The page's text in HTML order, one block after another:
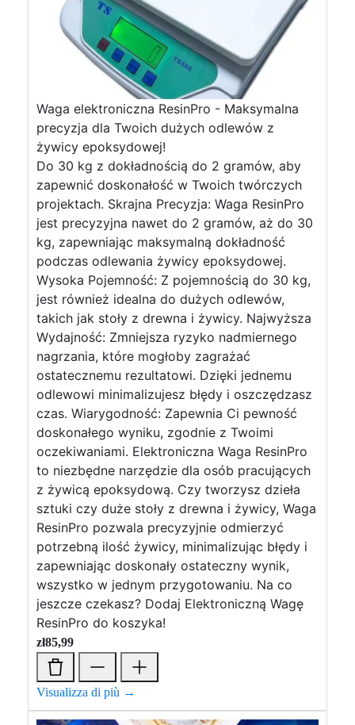
Waga elektroniczna ResinPro - Maksymalna
precyzja dla Twoich dużych odlewów z
żywicy epoksydowej!
Do 30 kg z dokładnością do 2 gramów, aby
zapewnić doskonałość w Twoich twórczych
projektach. Skrajna Precyzja: Waga ResinPro
jest precyzyjna nawet do 2 gramów, aż do 30
kg, zapewniając maksymalną dokładność
podczas odlewania żywicy epoksydowej.
Wysoka Pojemność: Z pojemnością do 30 kg,
jest również idealna do dużych odlewów,
takich jak stoły z drewna i żywicy. Najwyższa
Wydajność: Zmniejsza ryzyko nadmiernego
nagrzania, które mogłoby zagrażać
ostatecznemu rezultatowi. Dzięki jednemu
odlewowi minimalizujesz błędy i oszczędzasz
czas. Wiarygodność: Zapewnia Ci pewność
doskonałego wyniku, zgodnie z Twoimi
oczekiwaniami. Elektroniczna Waga ResinPro
to niezbędne narzędzie dla osób pracujących
z żywicą epoksydową. Czy tworzysz dzieła
sztuki czy duże stoły z drewna i żywicy, Waga
ResinPro pozwala precyzyjnie odmierzyć
potrzebną ilość żywicy, minimalizując błędy i
zapewniając doskonały ostateczny wynik,
wszystko w jednym przygotowaniu. Na co
jeszcze czekasz? Dodaj Elektroniczną Wagę
ResinPro do koszyka!
zł85,99
Visualizza di più →